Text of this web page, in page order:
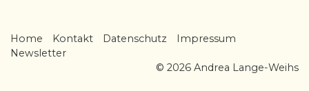
Home Kontakt Datenschutz
Impressum
Newsletter
© 2026 Andrea Lange-Weihs